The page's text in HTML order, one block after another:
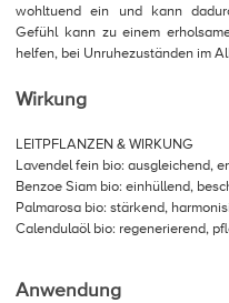
wohltuend ein und kann
Gefühl kann zu einem
helfen, bei Unruhezuständen im
Wirkung
LEITPFLANZEN & WIRKUNG
Lavendel fein bio: ausgleichend,
Benzoe Siam bio: einhüllend,
Palmarosa bio: stärkend,
Calendulaöl bio: regenerierend,
Anwendung